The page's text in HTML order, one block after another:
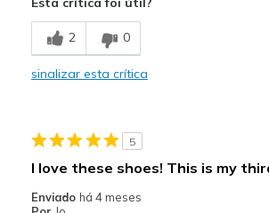
Comfortable
So darn cute
Casual Wear
Width
2 0
sinalizar esta crítica
5
I love these shoes! This is my
Enviado há 4 meses